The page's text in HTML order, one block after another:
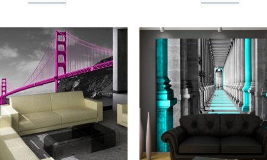
ma
wiele
wariantów.
Opcje
można
wybrać
stronie
produktu
ma
wiele
wariantów.
Opcje
można
wybrać
stronie